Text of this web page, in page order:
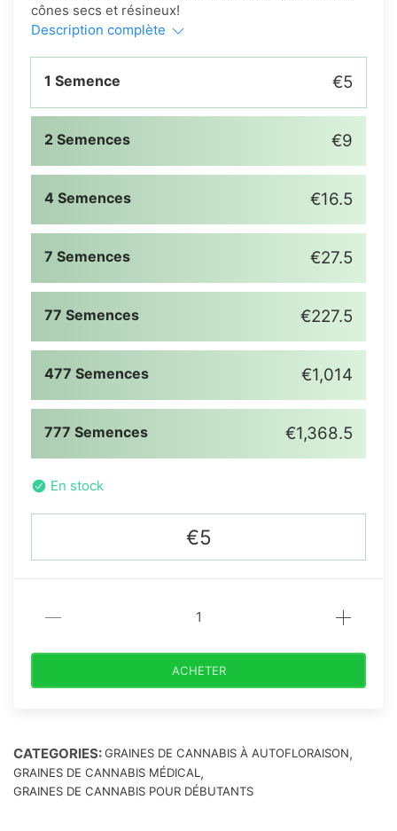
cônes secs et résineux!
Description complète
1 Semence €5
2 Semences €9
4 Semences €16.5
7 Semences €27.5
77 Semences €227.5
477 Semences €1,014
777 Semences €1,368.5
En stock
€5
ACHETER
CATEGORIES:GRAINES DE CANNABIS À AUTOFLORAISON,
GRAINES DE CANNABIS MÉDICAL,
GRAINES DE CANNABIS POUR DÉBUTANTS